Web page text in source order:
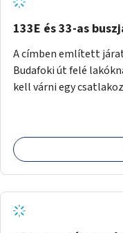
viszont a Kálvin tér-
perccel rövidítheti az
133E és 33-as
A címben említett
Budafoki út felé
kell várni egy